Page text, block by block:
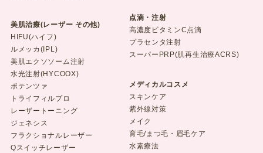
美肌治療(レーザー その他)
HIFU(ハイフ)
ルメッカ(IPL)
美肌エクソソーム注射
水光注射(HYCOOX)
ポテンツァ
トライフィルプロ
レーザートーニング
ジェネシス
フラクショナルレーザー
Qスイッチレーザー
点滴・注射
高濃度ビタミンC点滴
プラセンタ注射
スーパーPRP(肌再生治療ACRS)
メディカルコスメ
スキンケア
紫外線対策
メイク
育毛/まつ毛・眉毛ケア
水素療法